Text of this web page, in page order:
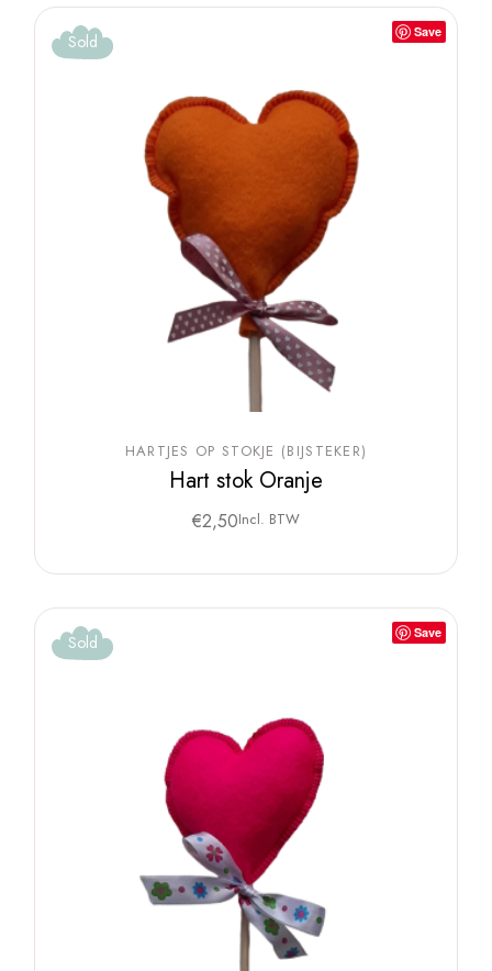
Save
Sold
HARTJES OP STOKJE (BIJSTEKER)
Hart stok Oranje
€2,50Incl. BTW
Save
Sold